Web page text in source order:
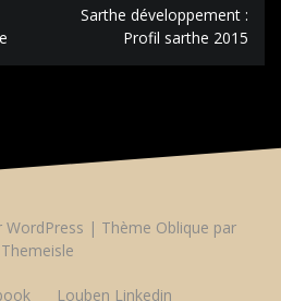
Sarthe développement :
Profil sarthe 2015
WordPress | Thème Oblique par
Themeisle
Louben Linkedin